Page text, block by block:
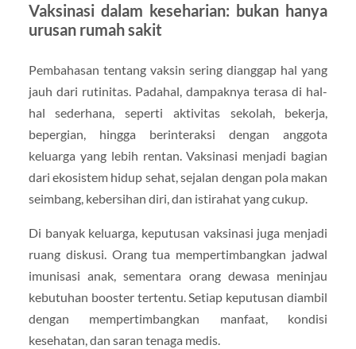
Vaksinasi dalam keseharian: bukan hanya
urusan rumah sakit
Pembahasan tentang vaksin sering dianggap hal yang
jauh dari rutinitas. Padahal, dampaknya terasa di hal-
hal sederhana, seperti aktivitas sekolah, bekerja,
bepergian, hingga berinteraksi dengan anggota
keluarga yang lebih rentan. Vaksinasi menjadi bagian
dari ekosistem hidup sehat, sejalan dengan pola makan
seimbang, kebersihan diri, dan istirahat yang cukup.
Di banyak keluarga, keputusan vaksinasi juga menjadi
ruang diskusi. Orang tua mempertimbangkan jadwal
imunisasi anak, sementara orang dewasa meninjau
kebutuhan booster tertentu. Setiap keputusan diambil
dengan mempertimbangkan manfaat, kondisi
kesehatan, dan saran tenaga medis.